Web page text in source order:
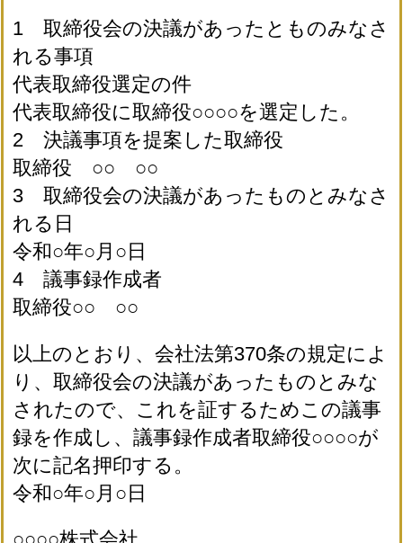
1 取締役会の決議があったとものみなさ
れる事項
代表取締役選定の件
代表取締役に取締役○○○○を選定した。
2 決議事項を提案した取締役
取締役 ○○ ○○
3 取締役会の決議があったものとみなさ
れる日
令和○年○月○日
4 議事録作成者
取締役○○ ○○
以上のとおり、会社法第370条の規定によ
り、取締役会の決議があったものとみな
されたので、これを証するためこの議事
録を作成し、議事録作成者取締役○○○○が
次に記名押印する。
令和○年○月○日